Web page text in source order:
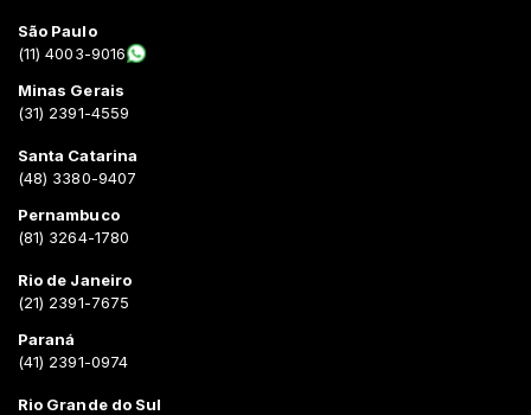
São Paulo
(11) 4003-9016
Minas Gerais
(31) 2391-4559
Santa Catarina
(48) 3380-9407
Pernambuco
(81) 3264-1780
Rio de Janeiro
(21) 2391-7675
Paraná
(41) 2391-0974
Rio Grande do Sul